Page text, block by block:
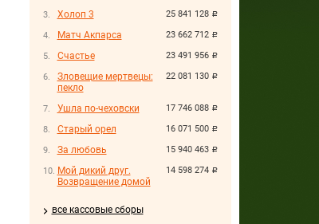
25 841 128 руб.
Холоп 3
23 662 712 руб.
Матч Акпарса
23 491 956 руб.
Счастье
22 081 130 руб.
Зловещие мертвецы:
пекло
17 746 088 руб.
Ушла по-чеховски
16 071 500 руб.
Старый орел
15 940 463 руб.
За любовь
14 598 274 руб.
Мой дикий друг.
Возвращение домой
все кассовые сборы